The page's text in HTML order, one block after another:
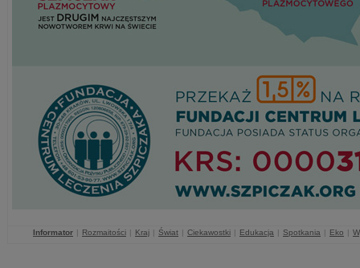
Informator | Rozmaitości | Kraj | Świat | Ciekawostki | Edukacja | Spotkania | Eko |